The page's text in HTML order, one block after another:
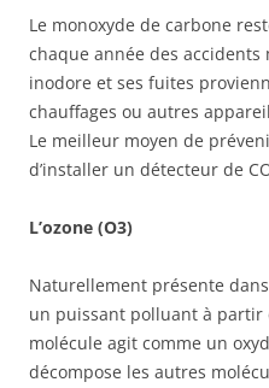
Le monoxyde de carbone
chaque année des accidents
inodore et ses fuites
chauffages ou autres
Le meilleur moyen de
d’installer un détecteur de
L’ozone (O3)
Naturellement présente
un puissant polluant à partir
molécule agit comme un
décompose les autres